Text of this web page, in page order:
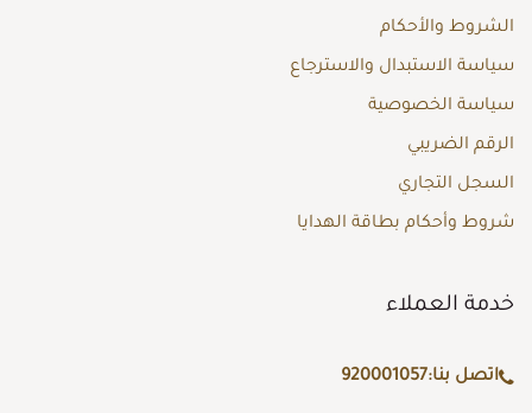
الشروط والأحكام
سياسة الاستبدال والاسترجاع
سياسة الخصوصية
الرقم الضريبي
السجل التجاري
شروط وأحكام بطاقة الهدايا
خدمة العملاء
اتصل بنا:920001057